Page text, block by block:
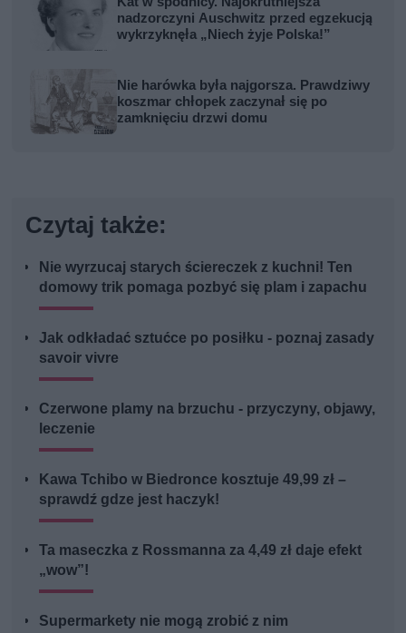
nadzorczyni Auschwitz przed egzekucją
wykrzyknęła „Niech żyje Polska!”
Nie harówka była najgorsza. Prawdziwy
koszmar chłopek zaczynał się po
zamknięciu drzwi domu
Czytaj także:
Nie wyrzucaj starych ściereczek z kuchni! Ten
domowy trik pomaga pozbyć się plam i zapachu
Jak odkładać sztućce po posiłku - poznaj zasady
savoir vivre
Czerwone plamy na brzuchu - przyczyny, objawy,
leczenie
Kawa Tchibo w Biedronce kosztuje 49,99 zł –
sprawdź gdze jest haczyk!
Ta maseczka z Rossmanna za 4,49 zł daje efekt
„wow”!
Supermarkety nie mogą zrobić z nim